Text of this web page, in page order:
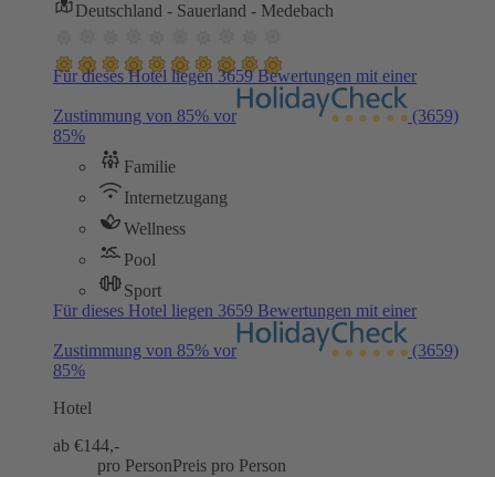
Deutschland - Sauerland - Medebach
Für dieses Hotel liegen 3659 Bewertungen mit einer
Zustimmung von 85% vor
(3659)
85%
Familie
Internetzugang
Wellness
Pool
Sport
Für dieses Hotel liegen 3659 Bewertungen mit einer
Zustimmung von 85% vor
(3659)
85%
Hotel
ab €144,-
pro PersonPreis pro Person